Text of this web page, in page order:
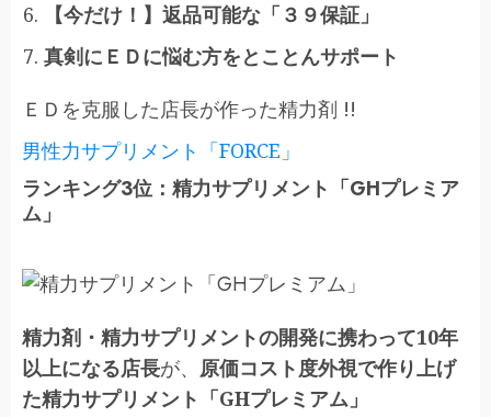
【今だけ！】返品可能な「３９保証」
真剣にＥＤに悩む方をとことんサポート
ＥＤを克服した店長が作った精力剤 !!
男性力サプリメント「FORCE」
ランキング3位：精力サプリメント「GHプレミア
ム」
精力剤・精力サプリメントの開発に携わって10年
以上になる店長が、 原価コスト度外視で作り上げ
た精力サプリメント「GHプレミアム」